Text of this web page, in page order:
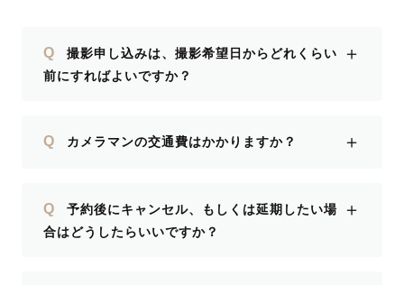
Q
撮影申し込みは、撮影希望日からどれくらい
前にすればよいですか？
＋
Q カメラマンの交通費はかかりますか？ ＋
Q
予約後にキャンセル、もしくは延期したい場
合はどうしたらいいですか？
＋